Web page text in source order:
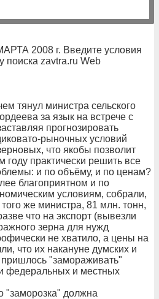
2008 г. Введите условия
поиска zavtra.ru Web
тянул министра сельского
за язык на встрече с
прогнозировать
рыночных условий
что якобы позволит
году практически решить все
и по объёму, и по ценам?
благоприятном и по
условиям, собрали,
же министра, 81 млн. тонн,
что на экспорт (вывезли
зерна для нужд
не хватило, а цены на
что их накануне думских и
"замораживать"
федеральных и местных
"заморозка" должна